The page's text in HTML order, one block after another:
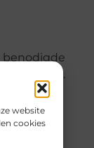
website
cookies
benodigde
toekomst.